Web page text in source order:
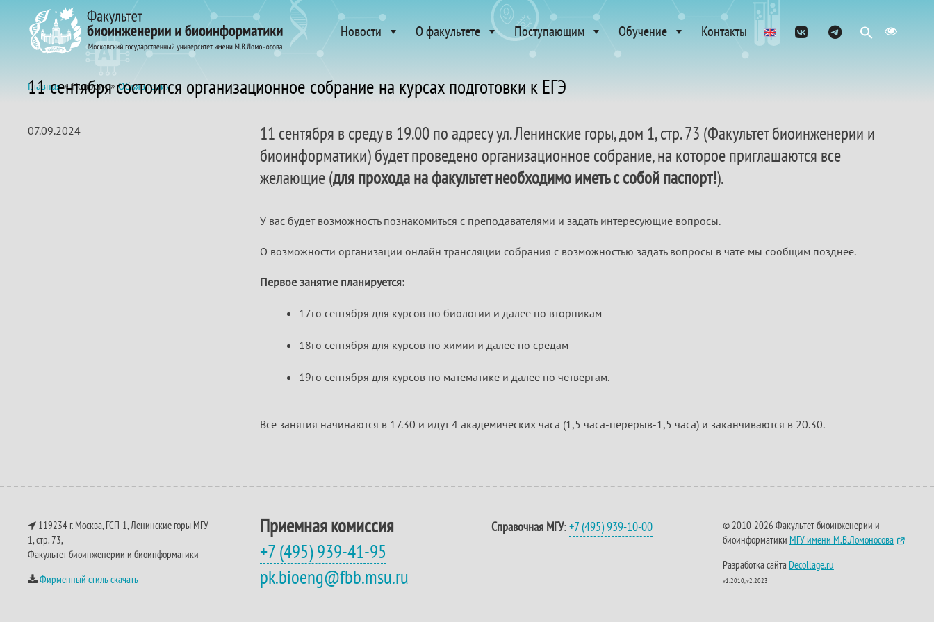
Новости О факультете Поступающим Обучение Контакты
Главная» Новости »Объявления
11 сентября состоится организационное собрание на курсах подготовки к ЕГЭ
07.09.2024
11 сентября в среду в 19.00 по адресу ул. Ленинские горы, дом 1, стр. 73 (Факультет биоинженерии и
биоинформатики) будет проведено организационное собрание, на которое приглашаются все
желающие (для прохода на факультет необходимо иметь с собой паспорт!).
У вас будет возможность познакомиться с преподавателями и задать интересующие вопросы.
О возможности организации онлайн трансляции собрания с возможностью задать вопросы в чате мы сообщим позднее.
Первое занятие планируется:
17го сентября для курсов по биологии и далее по вторникам
18го сентября для курсов по химии и далее по средам
19го сентября для курсов по математике и далее по четвергам.
Все занятия начинаются в 17.30 и идут 4 академических часа (1,5 часа-перерыв-1,5 часа) и заканчиваются в 20.30.
119234 г. Москва, ГСП-1, Ленинские горы МГУ
1, стр. 73,
Факультет биоинженерии и биоинформатики
Фирменный стиль скачать
Приемная комиссия
+7 (495) 939-41-95
pk.bioeng@fbb.msu.ru
Справочная МГУ: +7 (495) 939-10-00
© 2010-2026 Факультет биоинженерии и
биоинформатики МГУ имени М.В.Ломоносова
Разработка сайта Decollage.ru
v1.2010, v2.2023